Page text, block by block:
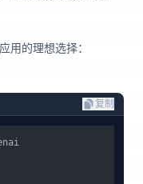
用的理想选择：
复制